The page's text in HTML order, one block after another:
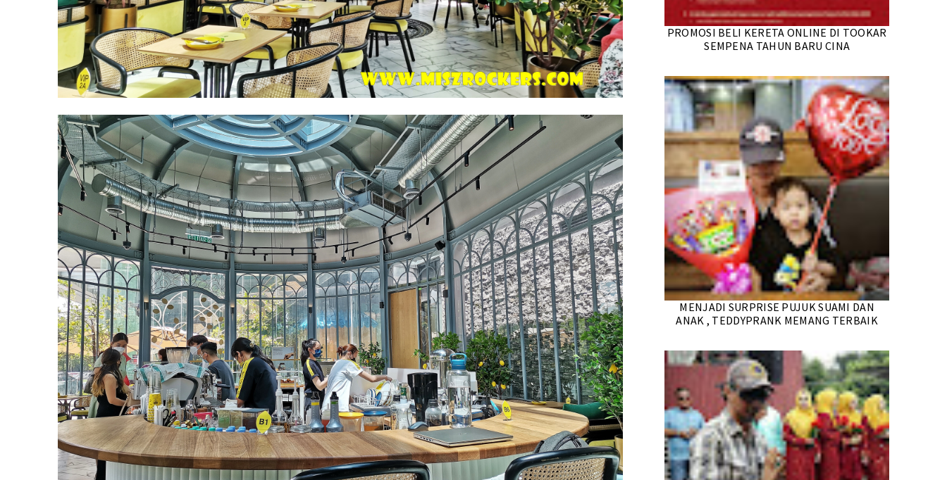
PROMOSI BELI KERETA ONLINE DI TOOKAR
SEMPENA TAHUN BARU CINA
MENJADI SURPRISE PUJUK SUAMI DAN
ANAK , TEDDYPRANK MEMANG TERBAIK